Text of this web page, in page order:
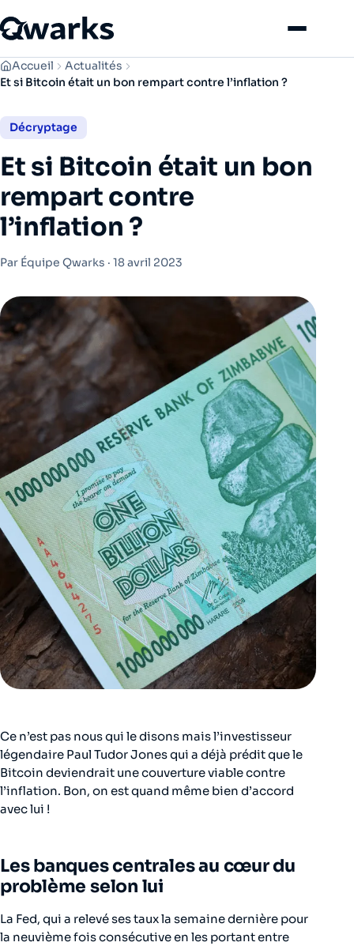
Menu
Accueil
Actualités
Et si Bitcoin était un bon rempart contre l’inflation ?
Décryptage
Et si Bitcoin était un bon
rempart contre
l’inflation ?
Par Équipe Qwarks · 18 avril 2023
Ce n’est pas nous qui le disons mais l’investisseur
légendaire Paul Tudor Jones qui a déjà prédit que le
Bitcoin deviendrait une couverture viable contre
l’inflation. Bon, on est quand même bien d’accord
avec lui !
Les banques centrales au cœur du
problème selon lui
La Fed, qui a relevé ses taux la semaine dernière pour
la neuvième fois consécutive en les portant entre